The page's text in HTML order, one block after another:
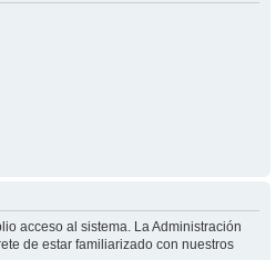
acceso al sistema. La Administración
de estar familiarizado con nuestros